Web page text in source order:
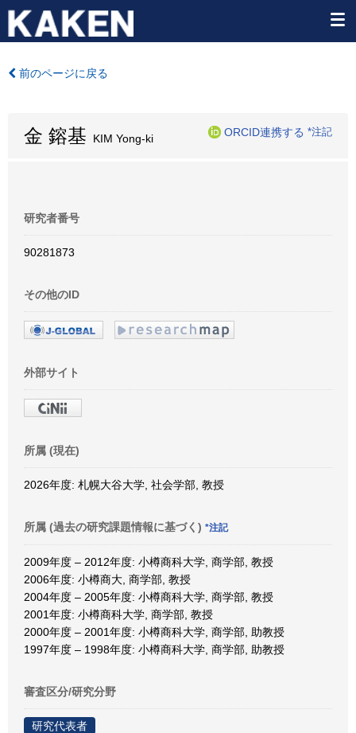
前のページに戻る
金 鎔基 KIM Yong-ki
ORCID連携する *注記
研究者番号
90281873
その他のID
外部サイト
所属 (現在)
2026年度: 札幌大谷大学, 社会学部, 教授
所属 (過去の研究課題情報に基づく) *注記
2009年度 – 2012年度: 小樽商科大学, 商学部, 教授
2006年度: 小樽商大, 商学部, 教授
2004年度 – 2005年度: 小樽商科大学, 商学部, 教授
2001年度: 小樽商科大学, 商学部, 教授
2000年度 – 2001年度: 小樽商科大学, 商学部, 助教授
1997年度 – 1998年度: 小樽商科大学, 商学部, 助教授
審査区分/研究分野
研究代表者